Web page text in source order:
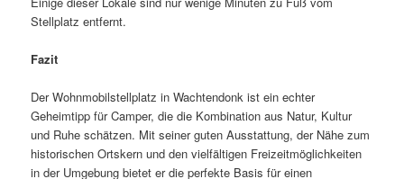
Stellplatz entfernt.
Fazit
Der Wohnmobilstellplatz in Wachtendonk ist ein echter
Geheimtipp für Camper, die die Kombination aus Natur, Kultur
und Ruhe schätzen. Mit seiner guten Ausstattung, der Nähe zum
historischen Ortskern und den vielfältigen Freizeitmöglichkeiten
in der Umgebung bietet er die perfekte Basis für einen